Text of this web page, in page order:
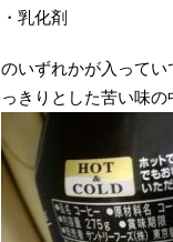
・乳化剤
のいずれかが入って
っきりとした苦い味の